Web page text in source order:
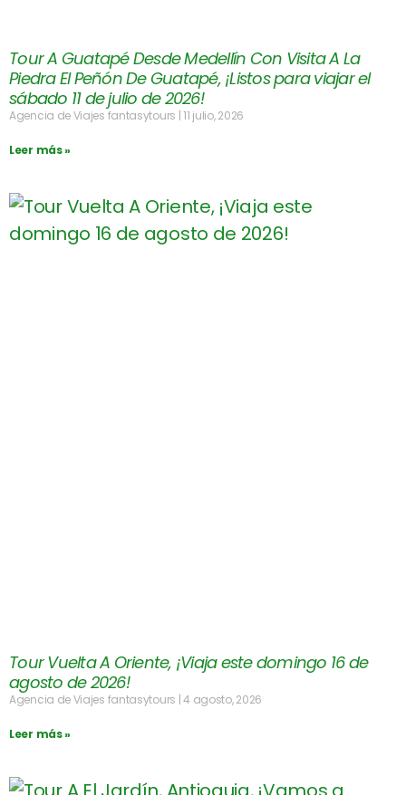
Tour A Guatapé Desde Medellín Con Visita A La
Piedra El Peñón De Guatapé, ¡Listos para viajar el
sábado 11 de julio de 2026!
Agencia de Viajes fantasytours 11 julio, 2026
Leer más »
Tour Vuelta A Oriente, ¡Viaja este domingo 16 de
agosto de 2026!
Agencia de Viajes fantasytours 4 agosto, 2026
Leer más »